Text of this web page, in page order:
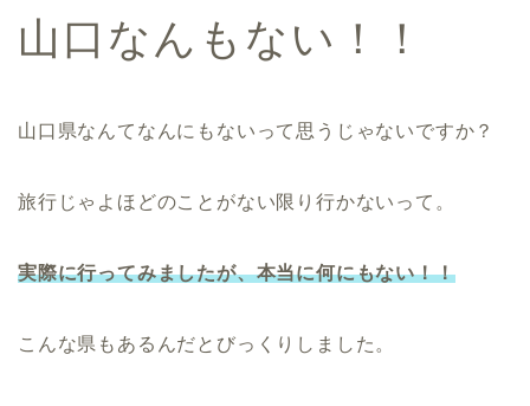
山口なんもない！！
山口県なんてなんにもないって思うじゃないですか？
旅行じゃよほどのことがない限り行かないって。
実際に行ってみましたが、本当に何にもない！！
こんな県もあるんだとびっくりしました。